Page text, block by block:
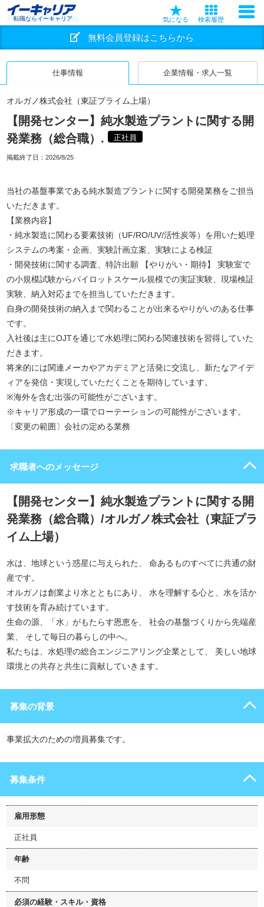
転職ならイーキャリア 気になる 検索履歴
無料会員登録はこちらから
仕事情報 企業情報・求人一覧
オルガノ株式会社（東証プライム上場）
【開発センター】純水製造プラントに関する開
発業務（総合職）.
正社員
掲載終了日： 2026/8/25
当社の基盤事業である純水製造プラントに関する開発業務をご担当
いただきます。
【業務内容】
・純水製造に関わる要素技術（UF/RO/UV/活性炭等）を用いた処理
システムの考案・企画、実験計画立案、実験による検証
・開発技術に関する調査、特許出願 【やりがい・期待】 実験室で
の小規模試験からパイロットスケール規模での実証実験、現場検証
実験、納入対応までを担当していただきます。
自身の開発技術の納入まで関わることが出来るやりがいのある仕事
です。
入社後は主にOJTを通じて水処理に関わる関連技術を習得していた
だきます。
将来的には関連メーカやアカデミアと活発に交流し、新たなアイデ
ィアを発信・実現していただくことを期待しています。
※海外を含む出張の可能性がございます。
※キャリア形成の一環でローテーションの可能性がございます。
〔変更の範囲〕会社の定める業務
求職者へのメッセージ
【開発センター】純水製造プラントに関する開
発業務（総合職）/オルガノ株式会社（東証プラ
イム上場）
水は、地球という惑星に与えられた、 命あるものすべてに共通の財
産です。
オルガノは創業より水とともにあり、 水を理解する心と、水を活か
す技術を育み続けています。
生命の源、「水」がもたらす恩恵を、 社会の基盤づくりから先端産
業、 そして毎日の暮らしの中へ。
私たちは、水処理の総合エンジニアリング企業として、 美しい地球
環境との共存と共生に貢献していきます。
募集の背景
事業拡大のための増員募集です。
募集条件
雇用形態
正社員
年齢
不問
必須の経験・スキル・資格